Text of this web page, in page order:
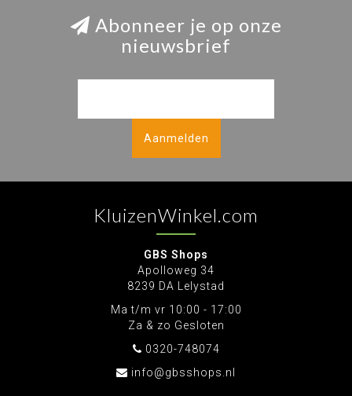
Abonneer je op onze
nieuwsbrief
Aanmelden
KluizenWinkel.com
GBS Shops
Apolloweg 34
8239 DA Lelystad
Ma t/m vr 10:00 - 17:00
Za & zo Gesloten
0320-748074
info@gbsshops.nl